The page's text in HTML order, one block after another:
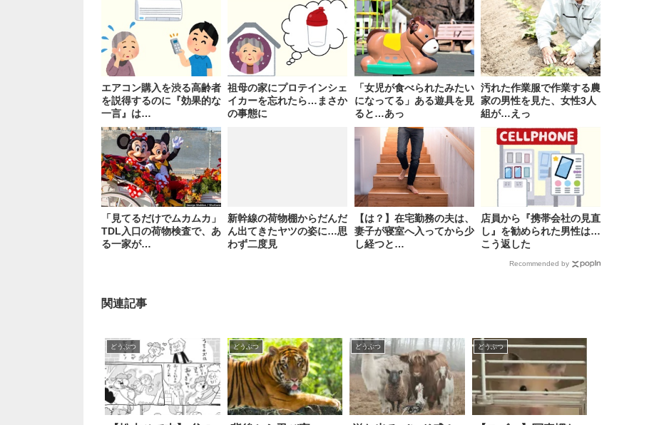
エアコン購入を渋る高齢者
を説得するのに『効果的な
一言』は…
祖母の家にプロテインシェ
イカーを忘れたら…まさか
の事態に
「女児が食べられたみたい
になってる」ある遊具を見
ると…あっ
汚れた作業服で作業する農
家の男性を見た、女性3人
組が…えっ
「見てるだけでムカムカ」
TDL入口の荷物検査で、あ
る一家が…
新幹線の荷物棚からだんだ
ん出てきたヤツの姿に…思
わず二度見
【は？】在宅勤務の夫は、
妻子が寝室へ入ってから少
し経つと…
店員から『携帯会社の見直
し』を勧められた男性は…
こう返した
Recommended by
関連記事
どうぶつ どうぶつ どうぶつ どうぶつ